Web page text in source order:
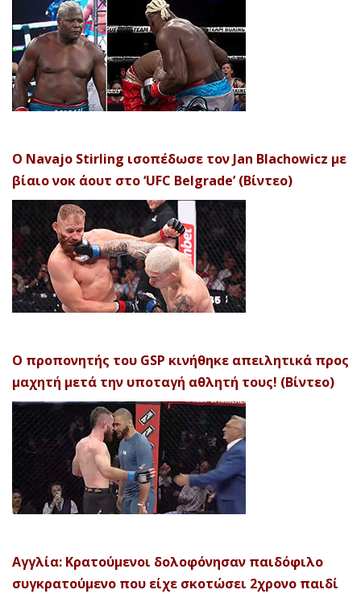
Ο Navajo Stirling ισοπέδωσε τον Jan Blachowicz με
βίαιο νοκ άουτ στο ‘UFC Belgrade’ (Βίντεο)
Ο προπονητής του GSP κινήθηκε απειλητικά προς
μαχητή μετά την υποταγή αθλητή τους! (Βίντεο)
Αγγλία: Κρατούμενοι δολοφόνησαν παιδόφιλο
συγκρατούμενο που είχε σκοτώσει 2χρονο παιδί